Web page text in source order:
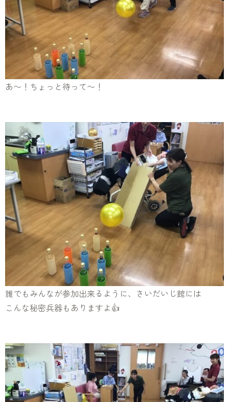
あ〜！ちょっと待って〜！
誰でもみんなが参加出来るように、さいだいじ館には
こんな秘密兵器もありますよ👍